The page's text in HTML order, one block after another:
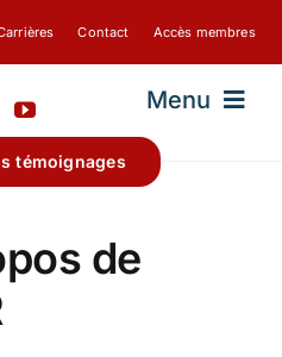
Contact Accès membres
Menu
témoignages
de